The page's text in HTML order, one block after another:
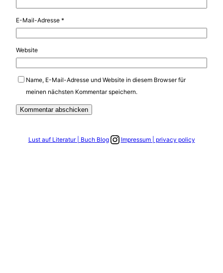
E-Mail-Adresse *
Website
Name, E-Mail-Adresse und Website in diesem Browser für
meinen nächsten Kommentar speichern.
Lust auf Literatur | Buch BlogLink zum Instagram Account
Impressum | privacy policy